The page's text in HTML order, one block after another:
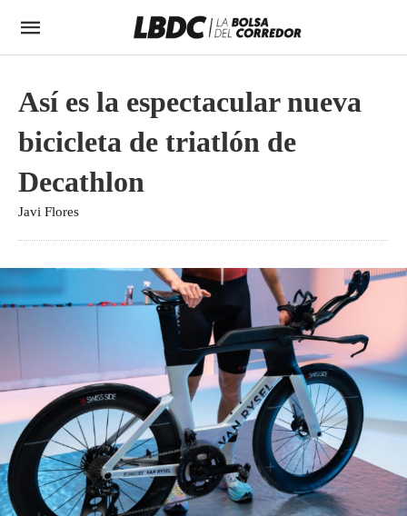
Así es la espectacular nueva
bicicleta de triatlón de
Decathlon
Javi Flores